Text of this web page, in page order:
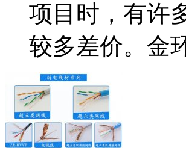
项目时，有许
较多差价。金